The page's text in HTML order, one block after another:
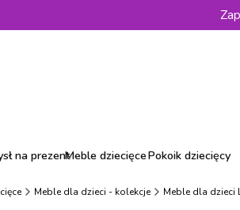
na prezentMeble dziecięcePokoik dziecięcy
Meble dla dzieci - kolekcje Meble dla dzieci